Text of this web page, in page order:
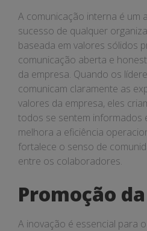
A comunicação interna é um
sucesso de qualquer
baseada em valores sólidos
comunicação aberta e
da empresa. Quando os
comunicam claramente as
valores da empresa, eles
todos se sentem informados
melhora a eficiência
fortalece o senso de
entre os colaboradores.
Promoção
A inovação é essencial para